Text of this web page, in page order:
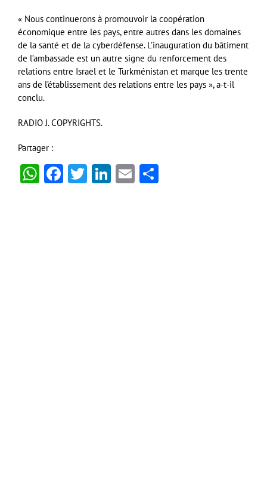
« Nous continuerons à promouvoir la coopération
économique entre les pays, entre autres dans les domaines
de la santé et de la cyberdéfense. L’inauguration du bâtiment
de l’ambassade est un autre signe du renforcement des
relations entre Israël et le Turkménistan et marque les trente
ans de l’établissement des relations entre les pays », a-t-il
conclu.
RADIO J. COPYRIGHTS.
Partager :
WhatsApp
Facebook
Twitter
LinkedIn
Email